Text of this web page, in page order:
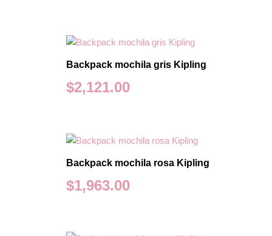
Backpack mochila gris Kipling
$2,121.00
Backpack mochila rosa Kipling
$1,963.00